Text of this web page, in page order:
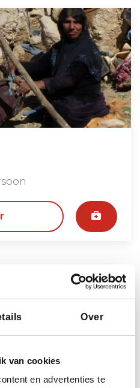
Over
van cookies
en advertenties te